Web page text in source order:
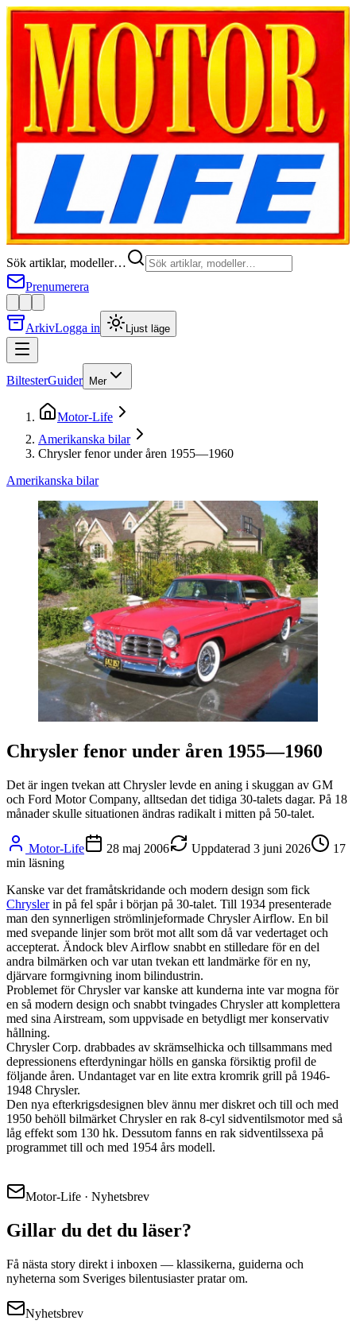
Sök artiklar, modeller…
Prenumerera
ArkivLogga in Ljust läge
BiltesterGuider Mer
Motor-Life
Amerikanska bilar
Chrysler fenor under åren 1955—1960
Amerikanska bilar
Chrysler fenor under åren 1955—1960
Det är ingen tvekan att Chrysler levde en aning i skuggan av GM
och Ford Motor Company, alltsedan det tidiga 30-talets dagar. På 18
månader skulle situationen ändras radikalt i mitten på 50-talet.
Motor-Life 28 maj 2006 Uppdaterad 3 juni 2026
17
min läsning
Kanske var det framåtskridande och modern design som fick
Chryslerin på fel spår i början på 30-talet. Till 1934 presenterade
man den synnerligen strömlinjeformade Chrysler Airflow. En bil
med svepande linjer som bröt mot allt som då var vedertaget och
accepterat. Ändock blev Airflow snabbt en stilledare för en del
andra bilmärken och var utan tvekan ett landmärke för en ny,
djärvare formgivning inom bilindustrin.
Problemet för Chrysler var kanske att kunderna inte var mogna för
en så modern design och snabbt tvingades Chrysler att komplettera
med sina Airstream, som uppvisade en betydligt mer konservativ
hållning.
Chrysler Corp. drabbades av skrämselhicka och tillsammans med
depressionens efterdyningar hölls en ganska försiktig profil de
följande åren. Undantaget var en lite extra kromrik grill på 1946-
1948 Chrysler.
Den nya efterkrigsdesignen blev ännu mer diskret och till och med
1950 behöll bilmärket Chrysler en rak 8-cyl sidventilsmotor med så
låg effekt som 130 hk. Dessutom fanns en rak sidventilssexa på
programmet till och med 1954 års modell.
Motor-Life · Nyhetsbrev
Gillar du det du läser?
Få nästa story direkt i inboxen — klassikerna, guiderna och
nyheterna som Sveriges bilentusiaster pratar om.
Nyhetsbrev